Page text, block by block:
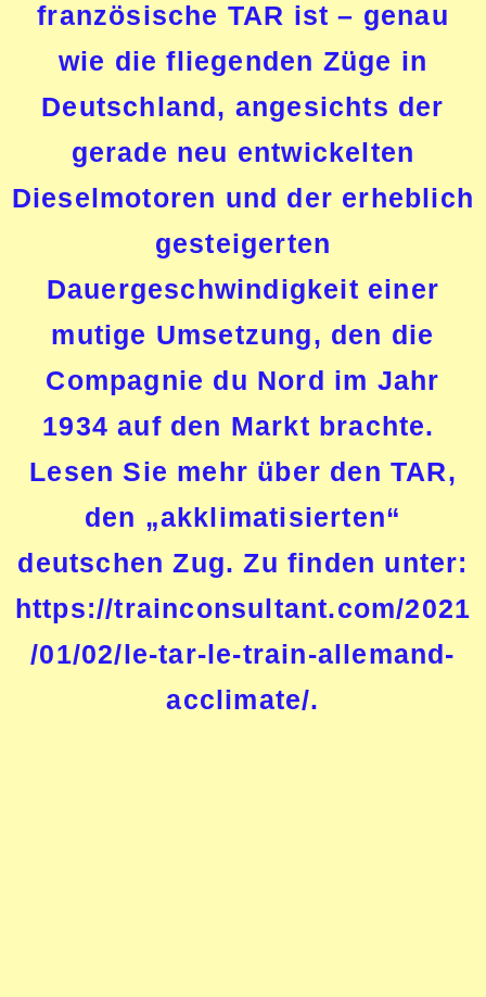
französische TAR ist – genau
wie die fliegenden Züge in
Deutschland, angesichts der
gerade neu entwickelten
Dieselmotoren und der erheblich
gesteigerten
Dauergeschwindigkeit einer
mutige Umsetzung, den die
Compagnie du Nord im Jahr
1934 auf den Markt brachte.
Lesen Sie mehr über den TAR,
den „akklimatisierten“
deutschen Zug.Zu finden unter:
https://trainconsultant.com/2021
/01/02/le-tar-le-train-allemand-
acclimate/.